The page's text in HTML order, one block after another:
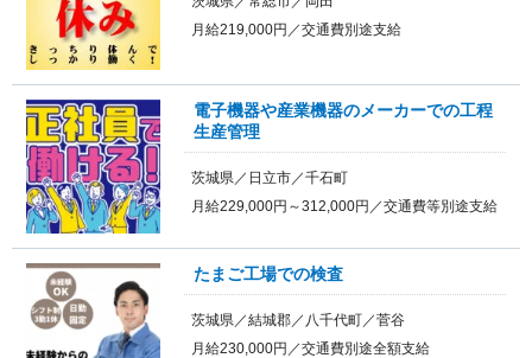
月給219,000円／交通費別途支給
電子機器や産業機器のメーカーでの工程
生産管理
茨城県／日立市／千石町
月給229,000円～312,000円／交通費等別途支給
たまご工場での検査
茨城県／結城郡／八千代町／菅谷
月給230,000円／交通費別途全額支給